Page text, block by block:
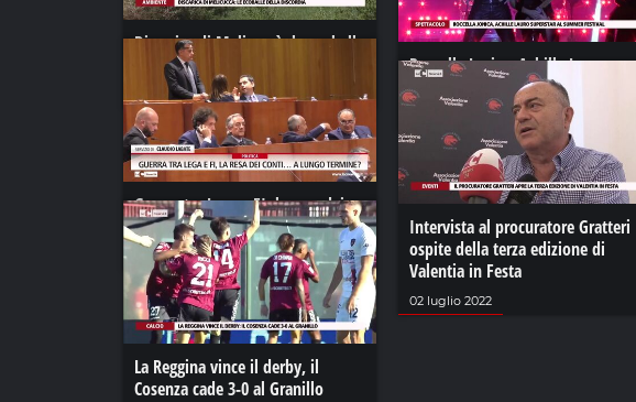
Discarica di Melicuccà: le ecoballe
della discordia
30 agosto 2022
Roccella Jonica, Achille Lauro
superstar al Summer festival
06 agosto 2022
Guerra tra Lega e FI, la resa dei
conti… a lungo termine?
10 maggio 2024
Intervista al procuratore Gratteri
ospite della terza edizione di
Valentia in Festa
02 luglio 2022
La Reggina vince il derby, il
Cosenza cade 3-0 al Granillo